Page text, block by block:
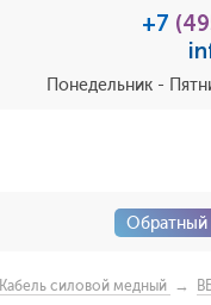
+7
Понедельник -
Обратный
Кабель силовой медный →